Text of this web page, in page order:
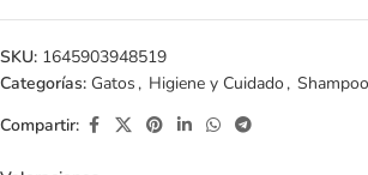
SKU: 1645903948519
Categorías: Gatos , Higiene y Cuidado , Shampoo
Compartir: